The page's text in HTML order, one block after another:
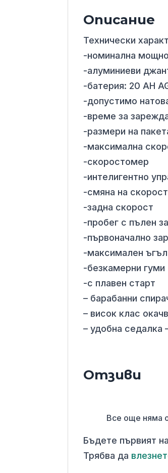
Описание
Технически
-номинална
-алуминиеви
-батерия: 20 AH
-допустимо
-време за
-размери на
-максимална
-скоростомер
-интелигентно
-смяна на
-задна скорост
-пробег с пълен
-първоначално
-максимален
-безкамерни гуми
-с плавен старт
– барабанни
– висок клас
– удобна седалка
Отзиви
Все още няма
Бъдете първият
Трябва да